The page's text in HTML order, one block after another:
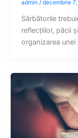
admin /decembrie 7,
Sărbătorile
reflecțiilor, păcii
organizarea